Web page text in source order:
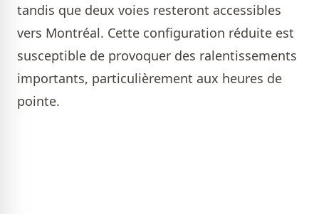
tandis que deux voies resteront accessibles
vers Montréal. Cette configuration réduite est
susceptible de provoquer des ralentissements
importants, particulièrement aux heures de
pointe.